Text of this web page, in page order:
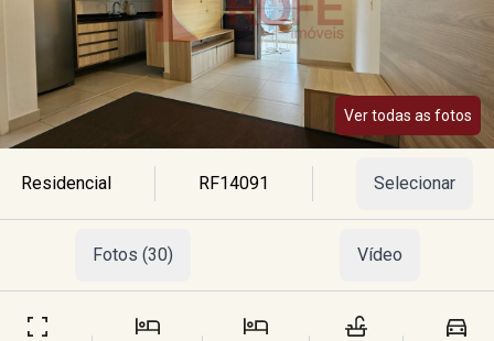
Ver todas as fotos
Residencial RF14091 Selecionar
Fotos (30) Vídeo